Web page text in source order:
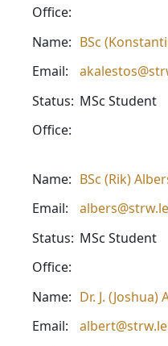
Office:
Name: BSc
Email:
Status: MSc Student
Office:
Name: BSc (Rik)
Email:
Status: MSc Student
Office:
Name: Dr. J. (Joshua)
Email: